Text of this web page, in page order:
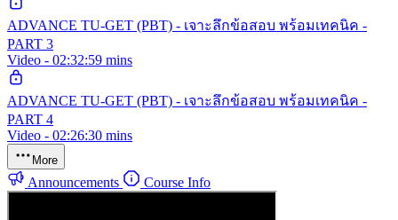
ADVANCE TU-GET (PBT) - เจาะลึกข้อสอบ พร้อมเทคนิค -
PART 3
Video - 02:32:59 mins
ADVANCE TU-GET (PBT) - เจาะลึกข้อสอบ พร้อมเทคนิค -
PART 4
Video - 02:26:30 mins
More
Announcements Course Info